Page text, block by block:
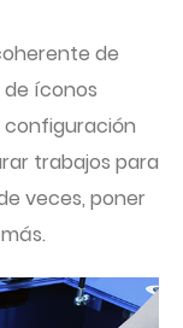
de
íconos
trabajos para
veces, poner